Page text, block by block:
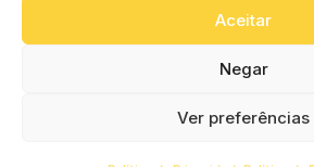
Aceitar
Negar
Ver preferências
Palavra dos Bispos
Eventos